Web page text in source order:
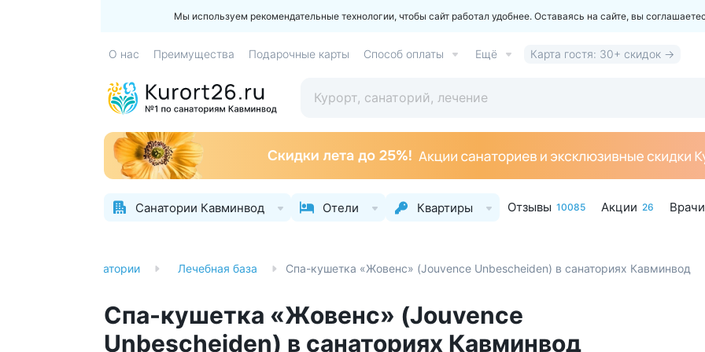
Мы используем рекомендательные технологии, чтобы сайт работал удобнее. Оставаясь на сайте, вы
О нас Преимущества Подарочные карты Способ оплаты Ещё Карта гостя: 30+ скидок →
Санатории Кавминвод Отели Квартиры Отзывы 10085 Акции 26 Врачи
Санатории Лечебная база Спа-кушетка «Жовенс» (Jouvence Unbescheiden) в санаториях Кавминвод
Спа-кушетка «Жовенс» (Jouvence
Unbescheiden) в санаториях Кавминвод